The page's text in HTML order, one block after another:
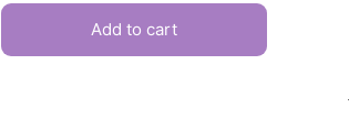
Add to cart